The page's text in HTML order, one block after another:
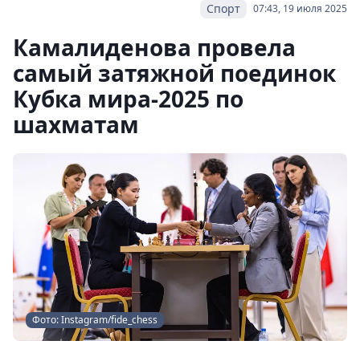
07:43, 19 июля 2025
Спорт
Камалиденова провела
самый затяжной поединок
Кубка мира-2025 по
шахматам
Фото: Instagram/fide_chess